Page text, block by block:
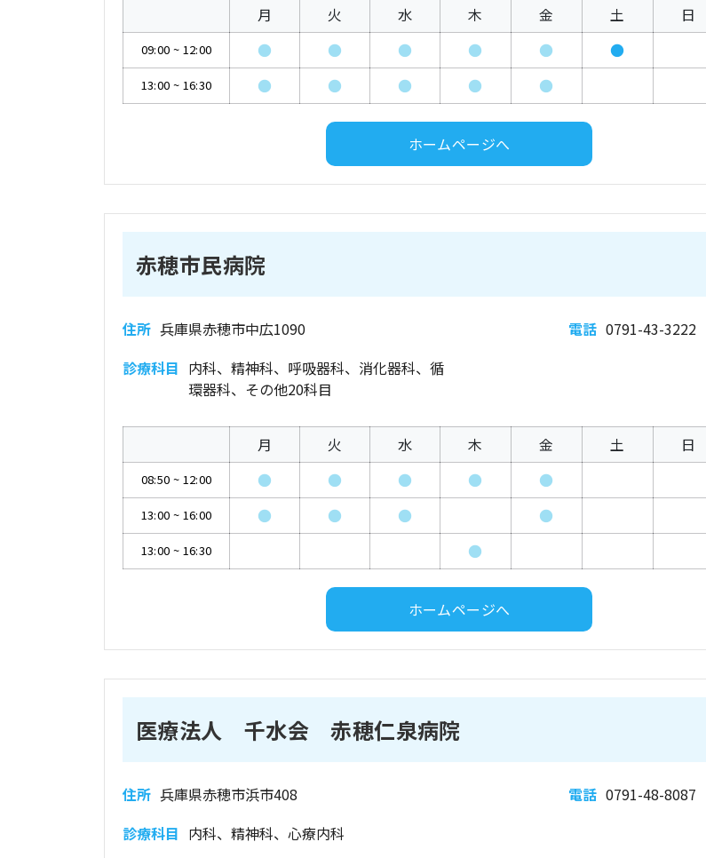
月 火 水 木 金 土 日
09:00 ~ 12:00 ● ● ● ● ● ●
13:00 ~ 16:30 ● ● ● ● ●
ホームページへ
赤穂市民病院
住所 兵庫県赤穂市中広1090 電話 0791-43-3222
診療科目 内科、精神科、呼吸器科、消化器科、循
環器科、その他20科目
月 火 水 木 金 土 日
08:50 ~ 12:00 ● ● ● ● ●
13:00 ~ 16:00 ● ● ● ●
13:00 ~ 16:30 ●
ホームページへ
医療法人 千水会 赤穂仁泉病院
住所 兵庫県赤穂市浜市408 電話 0791-48-8087
診療科目 内科、精神科、心療内科